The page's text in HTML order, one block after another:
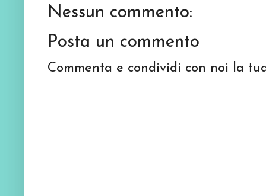
Nessun commento:
Posta un commento
Commenta e condividi con noi la